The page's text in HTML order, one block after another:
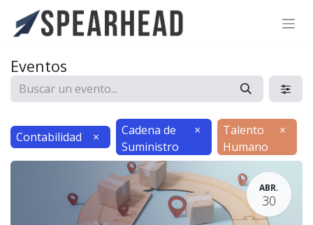
Eventos
Contabilidad ×
Cadena de
Suministro
×
Talento
Humano
×
ABR.
30